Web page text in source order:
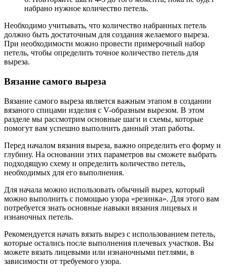
набрано нужное количество петель.
Необходимо учитывать, что количество набранных петель
должно быть достаточным для создания желаемого выреза.
При необходимости можно провести примерочный набор
петель, чтобы определить точное количество петель для
выреза.
Вязание самого выреза
Вязание самого выреза является важным этапом в создании
вязаного спицами изделия с V-образным вырезом. В этом
разделе мы рассмотрим основные шаги и схемы, которые
помогут вам успешно выполнить данный этап работы.
Перед началом вязания выреза, важно определить его форму и
глубину. На основании этих параметров вы сможете выбрать
подходящую схему и определить количество петель,
необходимых для его выполнения.
Для начала можно использовать обычный вырез, который
можно выполнить с помощью узора «резинка». Для этого вам
потребуется знать основные навыки вязания лицевых и
изнаночных петель.
Рекомендуется начать вязать вырез с использованием петель,
которые остались после выполнения плечевых участков. Вы
можете вязать лицевыми или изнаночными петлями, в
зависимости от требуемого узора.